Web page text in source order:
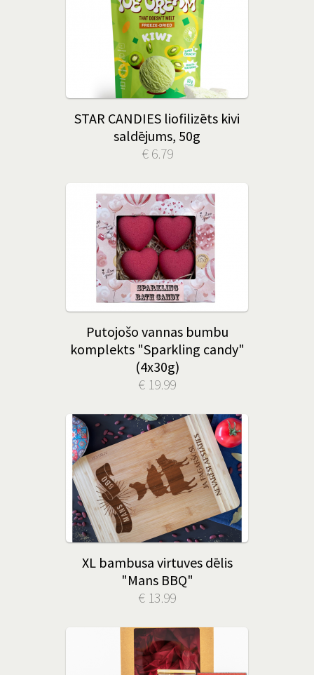
STAR CANDIES liofilizēts kivi
saldējums, 50g
€ 6.79
Putojošo vannas bumbu
komplekts "Sparkling candy"
(4x30g)
€ 19.99
XL bambusa virtuves dēlis
"Mans BBQ"
€ 13.99